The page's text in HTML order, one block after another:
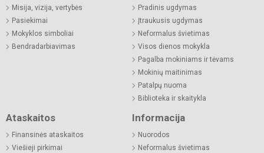
Misija, vizija, vertybės
Pasiekimai
Mokyklos simboliai
Bendradarbiavimas
Pradinis ugdymas
Įtraukusis ugdymas
Neformalus švietimas
Visos dienos mokykla
Pagalba mokiniams ir tėvams
Mokinių maitinimas
Patalpų nuoma
Biblioteka ir skaitykla
Ataskaitos
Finansinės ataskaitos
Viešieji pirkimai
Informacija
Nuorodos
Neformalus švietimas